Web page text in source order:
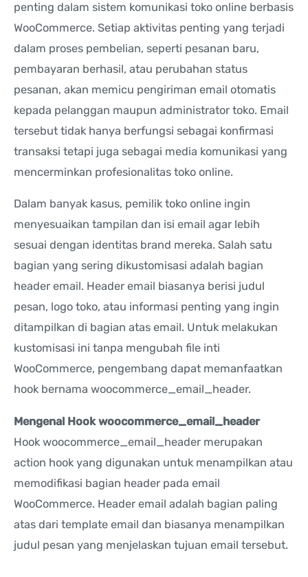
penting dalam sistem komunikasi toko online berbasis
WooCommerce. Setiap aktivitas penting yang terjadi
dalam proses pembelian, seperti pesanan baru,
pembayaran berhasil, atau perubahan status
pesanan, akan memicu pengiriman email otomatis
kepada pelanggan maupun administrator toko. Email
tersebut tidak hanya berfungsi sebagai konfirmasi
transaksi tetapi juga sebagai media komunikasi yang
mencerminkan profesionalitas toko online.
Dalam banyak kasus, pemilik toko online ingin
menyesuaikan tampilan dan isi email agar lebih
sesuai dengan identitas brand mereka. Salah satu
bagian yang sering dikustomisasi adalah bagian
header email. Header email biasanya berisi judul
pesan, logo toko, atau informasi penting yang ingin
ditampilkan di bagian atas email. Untuk melakukan
kustomisasi ini tanpa mengubah file inti
WooCommerce, pengembang dapat memanfaatkan
hook bernama woocommerce_email_header.
Mengenal Hook woocommerce_email_header
Hook woocommerce_email_header merupakan
action hook yang digunakan untuk menampilkan atau
memodifikasi bagian header pada email
WooCommerce. Header email adalah bagian paling
atas dari template email dan biasanya menampilkan
judul pesan yang menjelaskan tujuan email tersebut.